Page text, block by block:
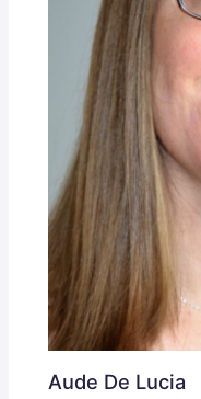
Aude De Lucia